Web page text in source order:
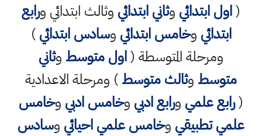
(اول ابتدائي وثاني ابتدائي وثالث ابتدائي ورابع
ابتدائي وخامس ابتدائي وسادس ابتدائي)
ومرحلة المتوسطة (اول متوسط وثاني
متوسط وثالث متوسط) ومرحلة الاعدادية
(رابع علمي ورابع ادبي وخامس ادبي وخامس
علمي تطبيقي وخامس علمي احيائي وسادس